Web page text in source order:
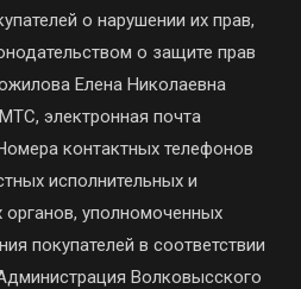
о нарушении их прав,
о защите прав
Елена Николаевна
электронная почта
контактных телефонов
исполнительных и
органов, уполномоченных
покупателей в соответствии
Волковысского